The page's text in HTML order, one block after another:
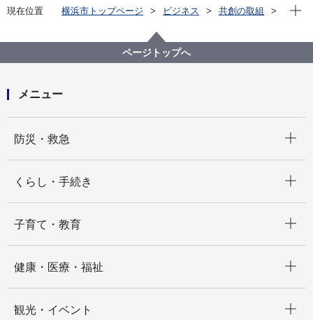
現在位置 横浜市トップページ ビジネス
共創の取組
横浜市救急医療センターについて
現在
ページトップへ
メニュー
防災・救急
くらし・手続き
子育て・教育
健康・医療・福祉
観光・イベント